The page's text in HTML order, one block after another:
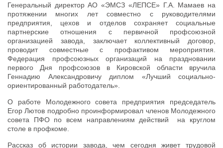
Генеральный директор АО «ЭМСЗ «ЛЕПСЕ» Г.А. Мамаев на
протяжении многих лет совместно с руководителями
предприятия, цехов и отделов сохраняет социальные
партнерские отношения с первичной профсоюзной
организацией завода, заключает коллективный договор,
проводит совместные с профактивом мероприятия.
Федерация профсоюзных организаций на праздновании
первого Дня профсоюзов в Кировской области вручила
Геннадию Александровичу диплом «Лучший социально-
ориентированный работодатель».
О работе Молодежного совета предприятия председатель
Егор Лютов подробно проинформировал членов Молодежного
совета ПФО по всем направлениям действий на круглом
столе в профкоме.
Рассказ об истории завода, чем сегодня живет трудовой